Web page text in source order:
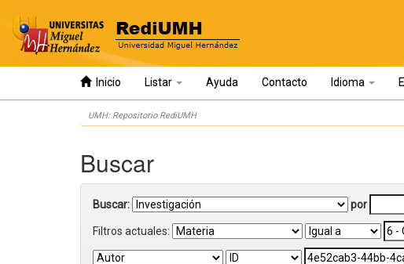
Inicio Listar Ayuda Contacto Idioma
UMH: Repositorio RediUMH
Buscar
Buscar: por
Filtros actuales: